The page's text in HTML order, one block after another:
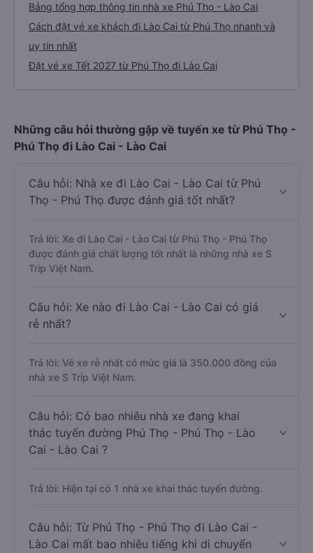
Bảng tổng hợp thông tin nhà xe Phú Thọ - Lào Cai
Cách đặt vé xe khách đi Lào Cai từ Phú Thọ nhanh và
uy tín nhất
Đặt vé xe Tết 2027 từ Phú Thọ đi Lào Cai
Những câu hỏi thường gặp về tuyến xe từ Phú Thọ -
Phú Thọ đi Lào Cai - Lào Cai
Câu hỏi: Nhà xe đi Lào Cai - Lào Cai từ Phú
Thọ - Phú Thọ được đánh giá tốt nhất?
Trả lời: Xe đi Lào Cai - Lào Cai từ Phú Thọ - Phú Thọ
được đánh giá chất lượng tốt nhất là những nhà xe S
Trip Việt Nam.
Câu hỏi: Xe nào đi Lào Cai - Lào Cai có giá
rẻ nhất?
Trả lời: Vé xe rẻ nhất có mức giá là 350.000 đồng của
nhà xe S Trip Việt Nam.
Câu hỏi: Có bao nhiêu nhà xe đang khai
thác tuyến đường Phú Thọ - Phú Thọ - Lào
Cai - Lào Cai ?
Trả lời: Hiện tại có 1 nhà xe khai thác tuyến đường.
Câu hỏi: Từ Phú Thọ - Phú Thọ đi Lào Cai -
Lào Cai mất bao nhiêu tiếng khi di chuyển